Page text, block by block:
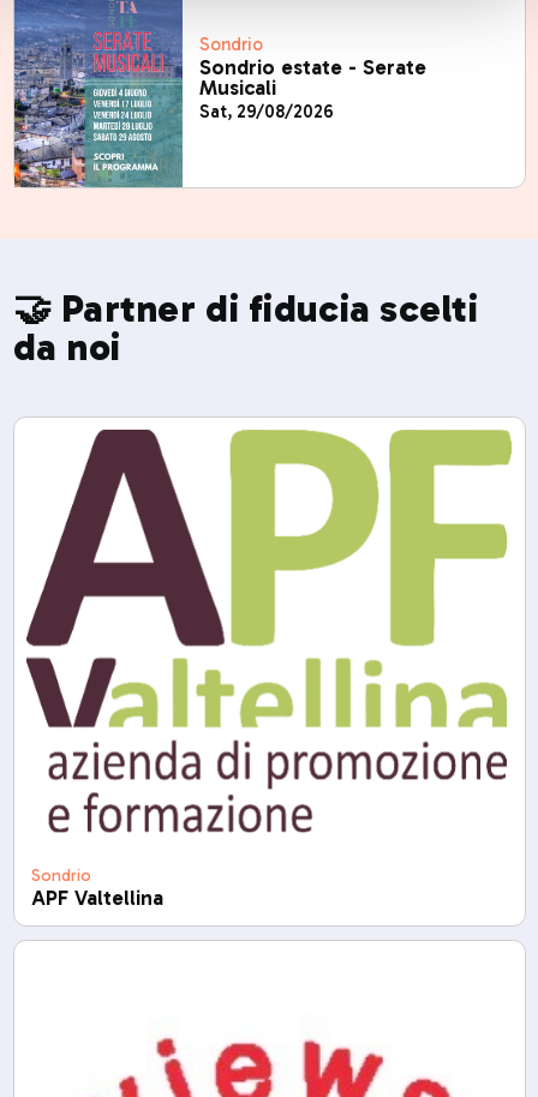
Sondrio
Sondrio estate - Serate
Musicali
Sat, 29/08/2026
🤝 Partner di fiducia scelti
da noi
Sondrio
APF Valtellina